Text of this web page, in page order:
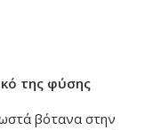
της φύσης
βότανα στην